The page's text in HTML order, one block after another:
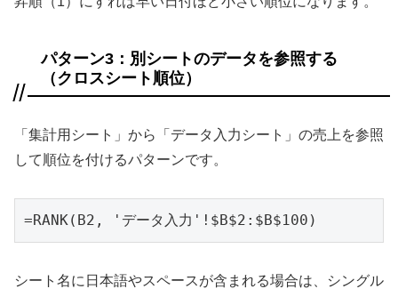
パターン3：別シートのデータを参照する
（クロスシート順位）
「集計用シート」から「データ入力シート」の売上を参照
して順位を付けるパターンです。
=RANK(B2, 'データ入力'!$B$2:$B$100)
シート名に日本語やスペースが含まれる場合は、シングル